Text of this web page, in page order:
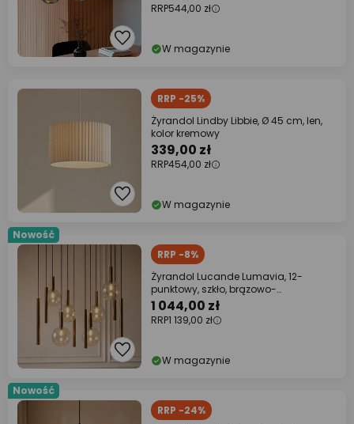
RRP544,00 zł
W magazynie
RRP -25%
Żyrandol Lindby Libbie, Ø 45 cm, len,
kolor kremowy
339,00 zł
RRP454,00 zł
W magazynie
Nowość
RRP -8%
Żyrandol Lucande Lumavia, 12-
punktowy, szkło, brązowo-
bursztynowa, G9
1 044,00 zł
RRP1 139,00 zł
W magazynie
Nowość
RRP -24%